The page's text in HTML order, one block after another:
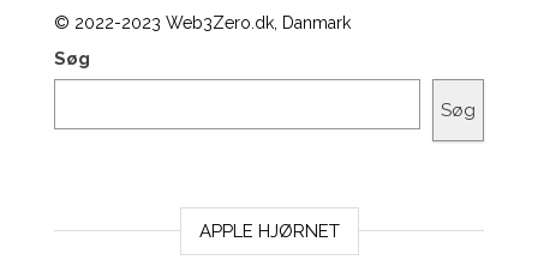
© 2022-2023 Web3Zero.dk, Danmark
Søg
Søg
APPLE HJØRNET